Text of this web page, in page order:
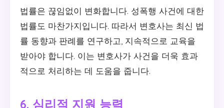
법률은 끊임없이 변화합니다. 성폭행 사건에 대한
법률도 마찬가지입니다. 따라서 변호사는 최신 법
률 동향과 판례를 연구하고, 지속적으로 교육을
받아야 합니다. 이는 변호사가 사건을 더욱 효과
적으로 처리하는 데 도움을 줍니다.
6. 심리적 지원 능력